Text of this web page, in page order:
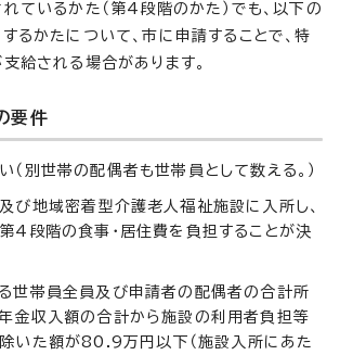
ているかた（第4段階のかた）でも、以下の
るかたについて、市に申請することで、特
給される場合があります。
要件
（別世帯の配偶者も世帯員として数える。）
び地域密着型介護老人福祉施設に入所し、
4段階の食事・居住費を負担することが決
世帯員全員及び申請者の配偶者の合計所
金収入額の合計から施設の利用者負担等
いた額が80.9万円以下（施設入所にあた